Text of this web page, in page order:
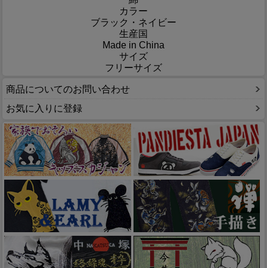
カラー
ブラック・ネイビー
生産国
Made in China
サイズ
フリーサイズ
商品についてのお問い合わせ
お気に入りに登録